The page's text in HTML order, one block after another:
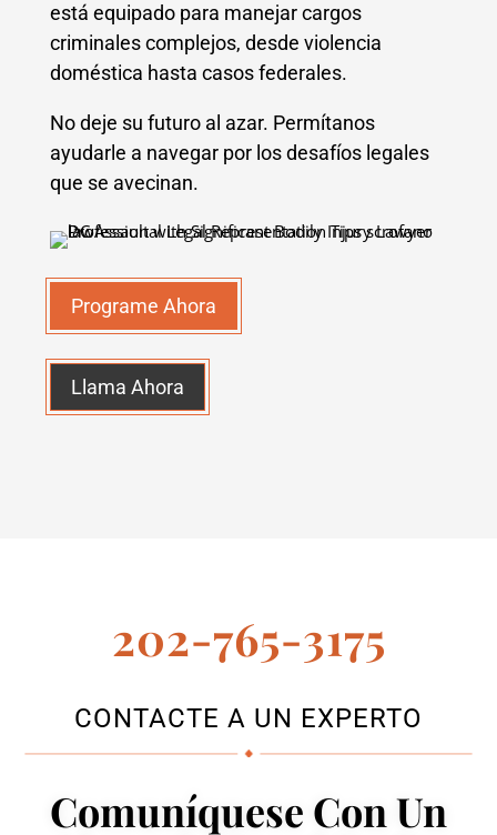
está equipado para manejar cargos
criminales complejos, desde violencia
doméstica hasta casos federales.
No deje su futuro al azar. Permítanos
ayudarle a navegar por los desafíos legales
que se avecinan.
Programe Ahora
Llama Ahora
202-765-3175
CONTACTE A UN EXPERTO
Comuníquese Con Un